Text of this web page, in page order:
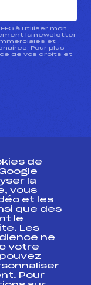
à utiliser mon
la newsletter
et
Pour plus
de vos droits et
Suivi
de
la
vous
et les
que des
le
Les
ne
votre
Pour